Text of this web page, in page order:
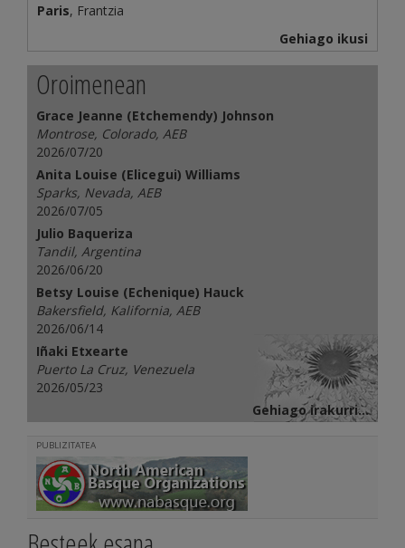
Paris, Frantzia
Gehiago ikusi
Oroimenean
Grace Jeanne (Etchemendy) Johnson
Montrose, Colorado, AEB
2026/07/20
Anita Louise (Elicegui) Williams
Sparks, Nevada, AEB
2026/07/05
Julio Baqueriza
Tandil, Argentina
2026/06/20
Betsy Louise (Echenique) Hauck
Bakersfield, Kalifornia, AEB
2026/06/14
Iñaki Etxearte
Puerto La Cruz, Venezuela
2026/05/23
Gehiago irakurri...
PUBLIZITATEA